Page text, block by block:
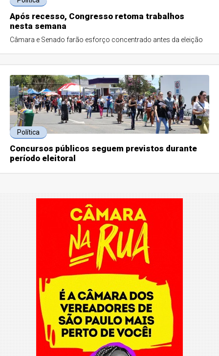
Após recesso, Congresso retoma trabalhos
nesta semana
Câmara e Senado farão esforço concentrado antes da eleição
Política
Concursos públicos seguem previstos durante
período eleitoral